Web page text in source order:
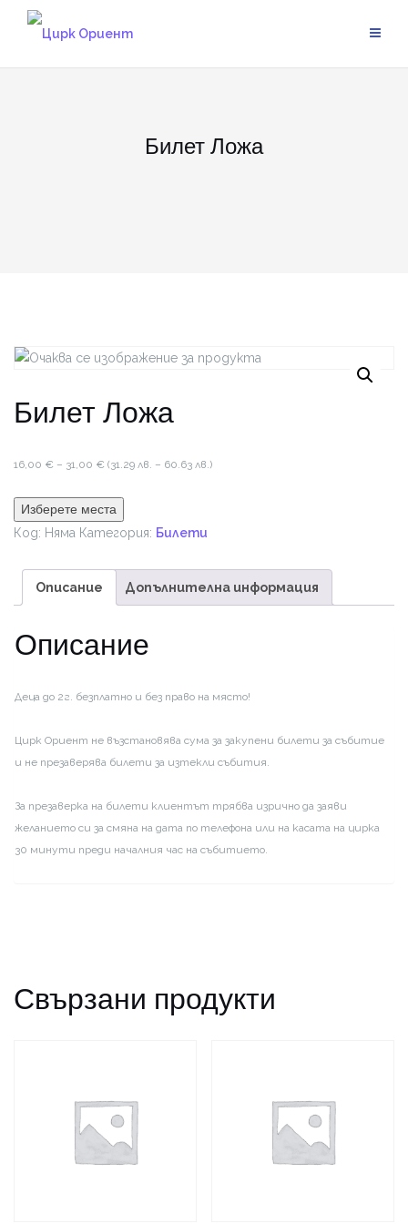
Билет Ложа
Билет Ложа
16,00 € – 31,00 € Price
16,00 €
through
(31.29 лв. – 60.63 лв.)
Изберете места
Код: Няма Категория: Билети
Описание Допълнителна информация
Описание
Деца до 2г. безплатно и без право на място!
Цирк Ориент не възстановява сума за закупени билети за събитие
и не презаверява билети за изтекли събития.
За презаверка на билети клиентът трябва изрично да заяви
желанието си за смяна на дата по телефона или на касата на цирка
30 минути преди началния час на събитието.
Свързани продукти